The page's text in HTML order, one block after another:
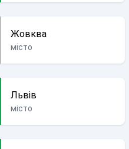
Жовква
місто
Львів
місто